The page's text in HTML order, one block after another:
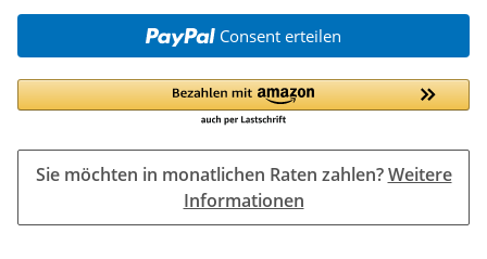
Consent erteilen
Sie möchten in monatlichen Raten zahlen?Weitere
Informationen